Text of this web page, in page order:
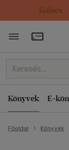
Kulacs
Könyvek E-
Főoldal Könyvek